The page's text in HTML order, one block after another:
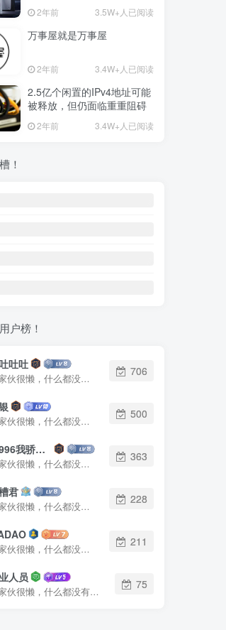
2年前 3.5W+人已阅读
万事屋就是万事屋
2年前 3.4W+人已阅读
2.5亿个闲置的IPv4地址可能
被释放，但仍面临重重阻碍
2年前 3.4W+人已阅读
！
户榜！
吐吐
这家伙很懒，什么都没有写...
706
这家伙很懒，什么都没有写...
500
我996我骄傲了么
这家伙很懒，什么都没有写...
363
君
这家伙很懒，什么都没有写...
228
这家伙很懒，什么都没有写...
211
人员
这家伙很懒，什么都没有写...
75